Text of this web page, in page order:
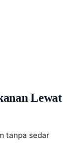
Lewat
tanpa sedar